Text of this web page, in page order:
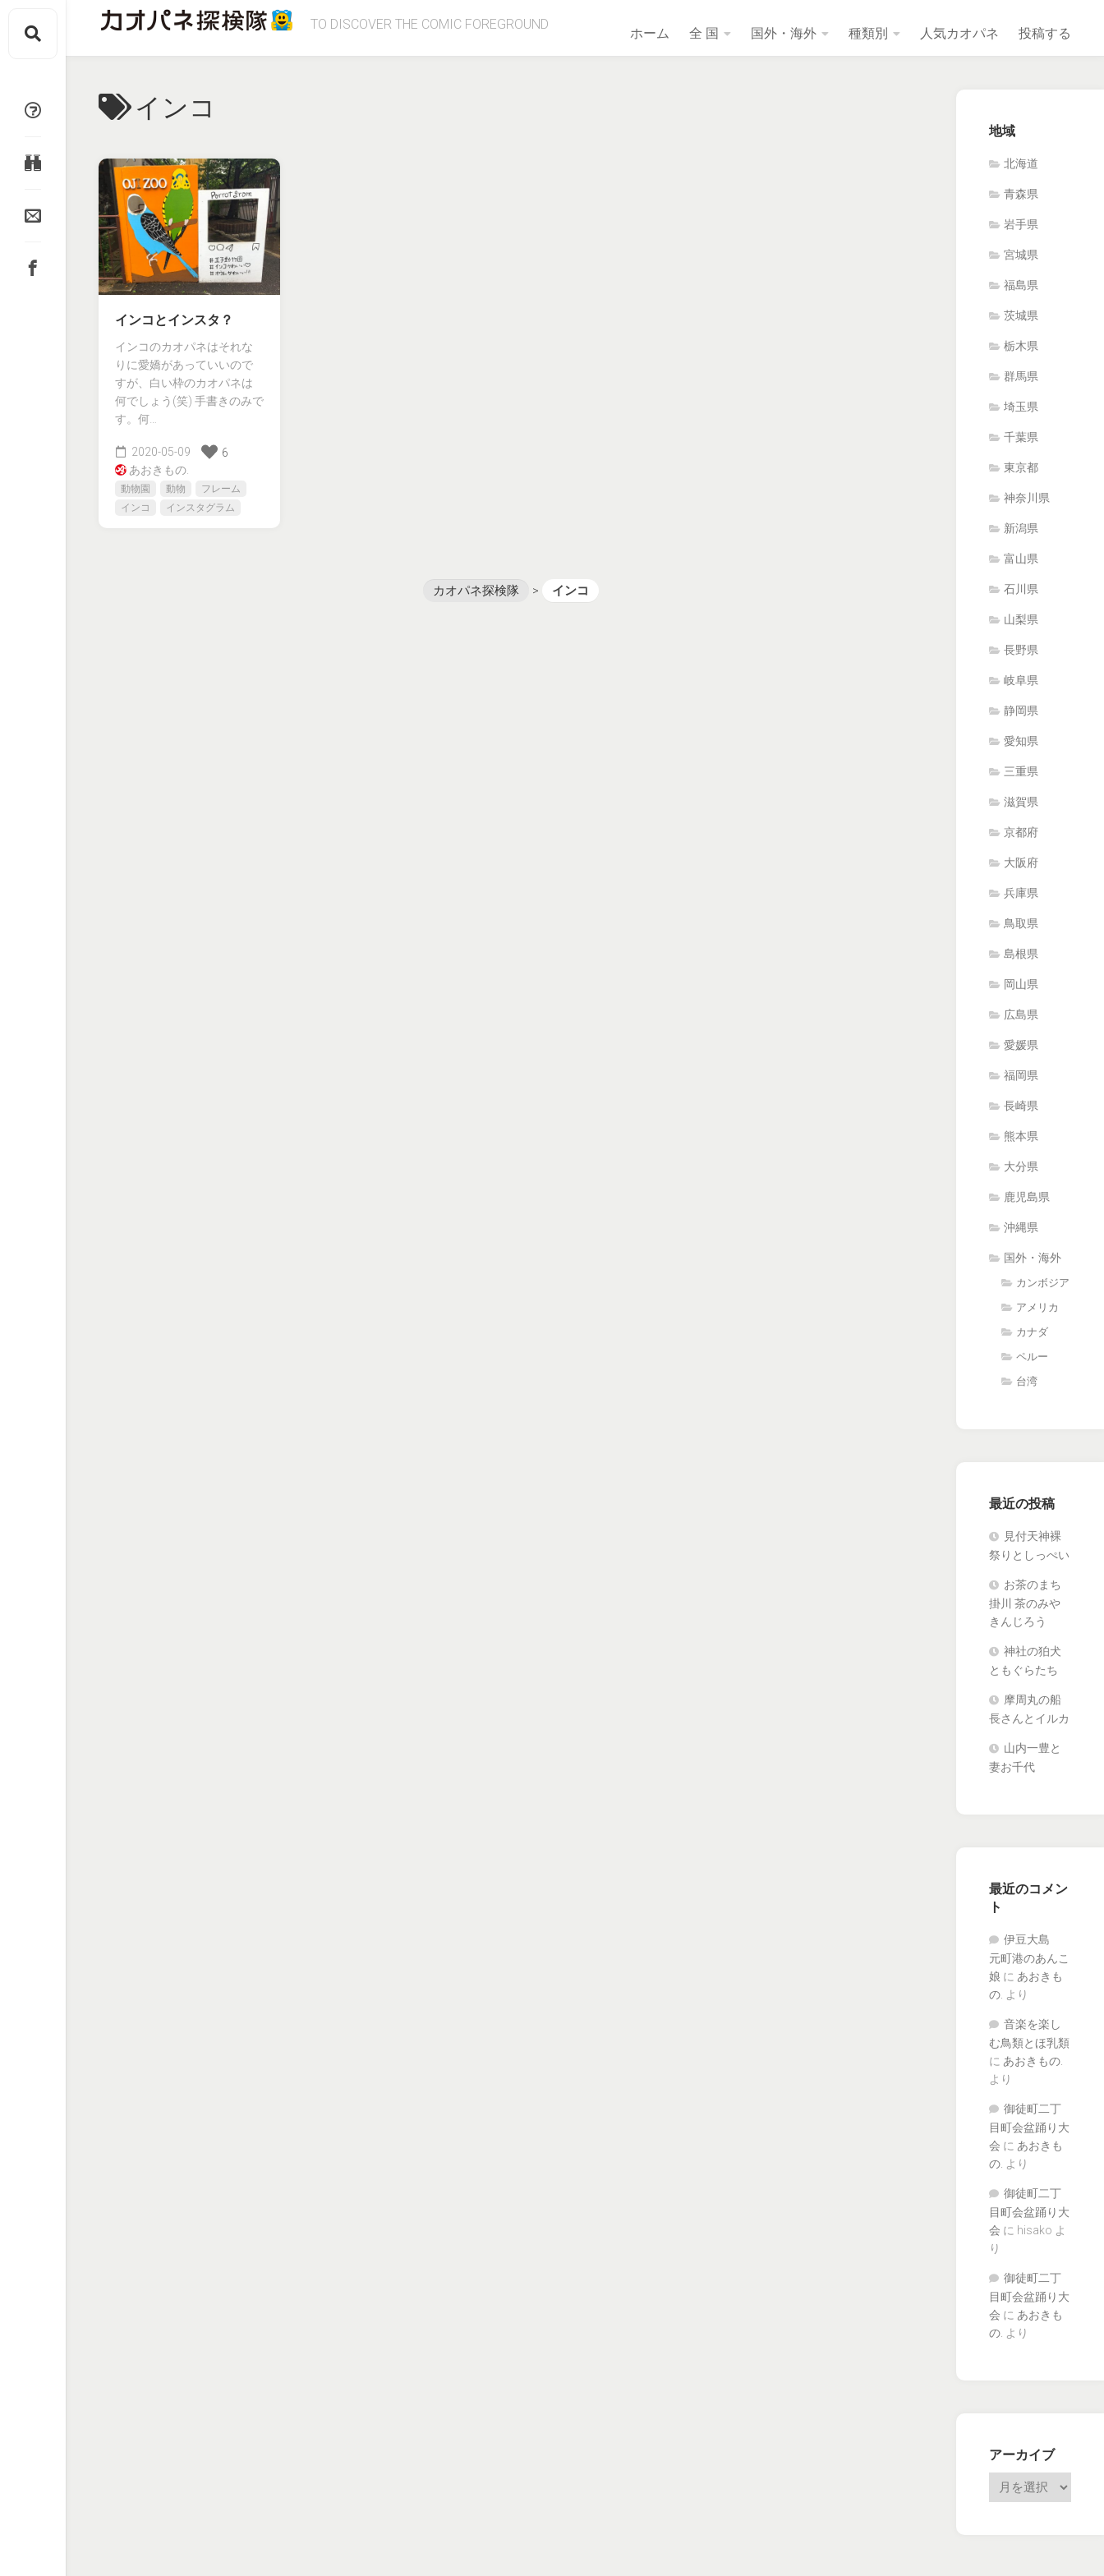
content
TO DISCOVER THE COMIC FOREGROUND
ホーム 全 国 国外・海外 種類別 人気カオパネ 投稿する
インコ
インコとインスタ？
インコのカオパネはそれな
りに愛嬌があっていいので
すが、白い枠のカオパネは
何でしょう(笑) 手書きのみで
す。何…
2020-05-09
6
あおきもの.
動物園 動物
フレーム
インコ
インスタグラム
カオパネ探検隊 > インコ
地域
北海道
青森県
岩手県
宮城県
福島県
茨城県
栃木県
群馬県
埼玉県
千葉県
東京都
神奈川県
新潟県
富山県
石川県
山梨県
長野県
岐阜県
静岡県
愛知県
三重県
滋賀県
京都府
大阪府
兵庫県
鳥取県
島根県
岡山県
広島県
愛媛県
福岡県
長崎県
熊本県
大分県
鹿児島県
沖縄県
国外・海外
カンボジア
アメリカ
カナダ
ペルー
台湾
最近の投稿
見付天神裸
祭りとしっぺい
お茶のまち
掛川 茶のみや
きんじろう
神社の狛犬
ともぐらたち
摩周丸の船
長さんとイルカ
山内一豊と
妻お千代
最近のコメン
ト
伊豆大島
元町港のあんこ
娘 に あおきも
の. より
音楽を楽し
む鳥類とほ乳類
に あおきもの.
より
御徒町二丁
目町会盆踊り大
会 に あおきも
の. より
御徒町二丁
目町会盆踊り大
会 に hisako よ
り
御徒町二丁
目町会盆踊り大
会 に あおきも
の. より
アーカイブ